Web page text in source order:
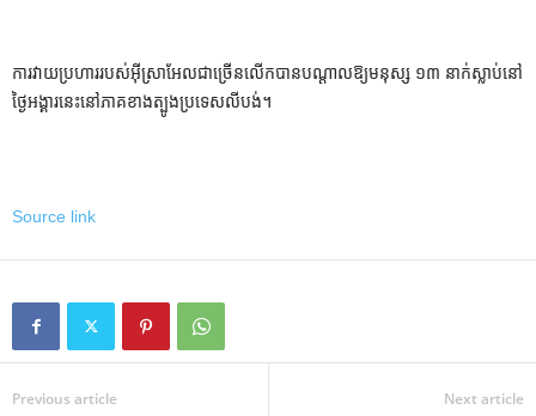
ការ​វាយ​ប្រហារ​របស់​អ៊ីស្រាអែល​ជា​ច្រើន​លើក​បាន​បណ្តាល​ឱ្យ​មនុស្ស ១៣ នាក់​ស្លាប់​នៅ​
ថ្ងៃ​អង្គារ​នេះ​នៅ​ភាគ​ខាង​ត្បូង​ប្រទេស​លីបង់។
Source link
Previous article Next article